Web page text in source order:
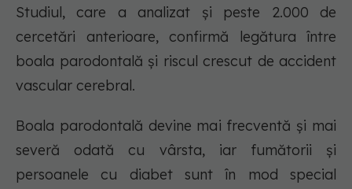
Studiul, care a analizat și peste 2.000 de
cercetări anterioare, confirmă legătura între
boala parodontală și riscul crescut de accident
vascular cerebral.
Boala parodontală devine mai frecventă și mai
severă odată cu vârsta, iar fumătorii și
persoanele cu diabet sunt în mod special